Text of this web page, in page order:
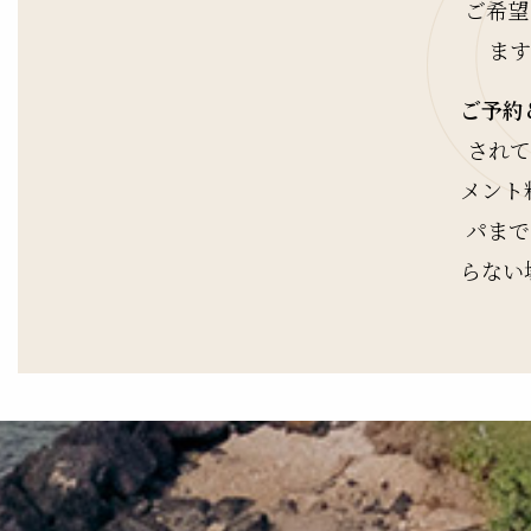
ご希
ま
ご予
され
メン
パま
らな